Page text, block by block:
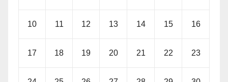
10 11 12 13 14 15 16
17 18 19 20 21 22 23